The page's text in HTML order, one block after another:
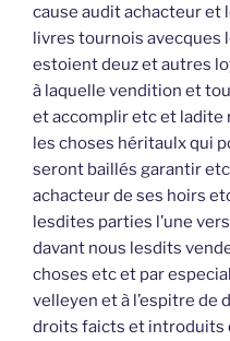
cause audit achacteur et
livres tournois avecques
estoient deuz et autres
à laquelle vendition et
et accomplir etc et
les choses héritaulx qui
seront baillés garantir
achacteur de ses hoirs
lesdites parties l’une
davant nous lesdits
choses etc et par
velleyen et à l’espitre de
droits faicts et introduits